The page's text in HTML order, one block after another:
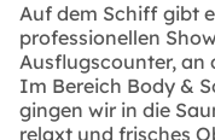
Auf dem Schiff gibt
professionellen
Ausflugscounter, an
Im Bereich Body &
gingen wir in die
relaxt und frisches